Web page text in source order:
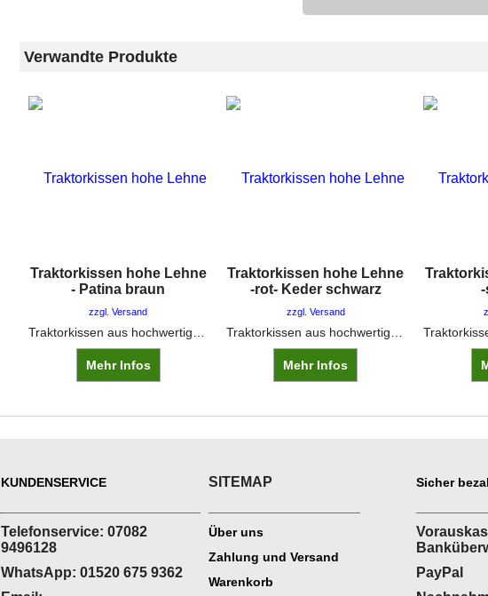
Verwandte Produkte
Traktorkissen hohe Lehne
- Patina braun
zzgl. Versand
Traktorkissen aus hochwertigem Kunstlederbezug über PU-SchaumstoffFarbe: Patina Braun mit braunem Keder ideal für patinierte TraktorenFür Sitzfläche ca. 45 x 42 cm Lehnenhöhe ca. 30 - 36 cm
Mehr Infos
Traktorkissen hohe Lehne
-rot- Keder schwarz
zzgl. Versand
Traktorkissen aus hochwertigem Kunstlederbezug über PU-SchaumstoffFarbe: Rot mit schwarzem KederFür Sitzfläche ca. 45 x 42 cm Lehnenhöhe ca. 30 - 36 cm
Mehr Infos
KUNDENSERVICE
Telefonservice: 07082
9496128
WhatsApp: 01520 675 9362
SITEMAP
Über uns
Zahlung und Versand
Warenkorb
Sicher
PayPal